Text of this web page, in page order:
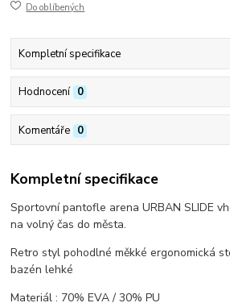
Do oblíbených
Kompletní specifikace
Hodnocení 0
Komentáře 0
Kompletní specifikace
Sportovní pantofle arena URBAN SLIDE
na volný čas do města.
Retro styl pohodlné měkké ergonomická
bazén lehké
Materiál : 70% EVA / 30% PU